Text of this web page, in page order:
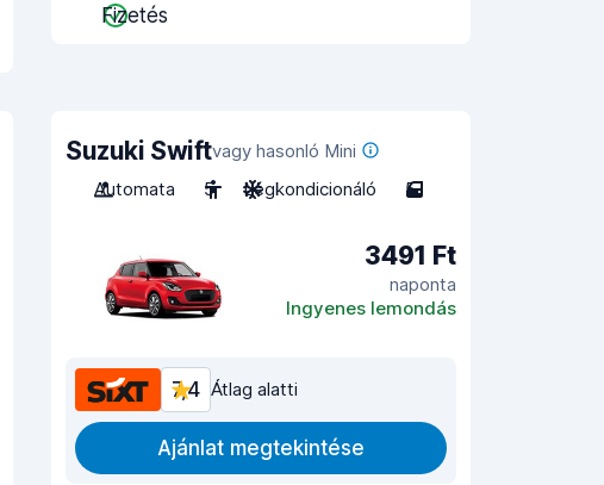
Fizetés
Suzuki Swiftvagy hasonló Mini
Automata
5 Légkondicionáló 5
3491 Ft
naponta
Ingyenes lemondás
7,4 Átlag alatti
Ajánlat megtekintése